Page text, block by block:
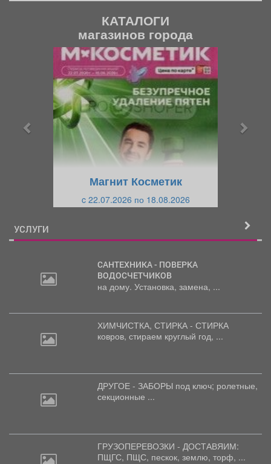
КАТАЛОГИ
магазинов города
Магнит Косметик
c 22.07.2026 по 18.08.2026
УСЛУГИ
САНТЕХНИКА - ПОВЕРКА
ВОДОСЧЕТЧИКОВ
на дому. Установка, замена, ...
ХИМЧИСТКА, СТИРКА - СТИРКА
ковров, стираем круглый год, ...
ДРУГОЕ - ЗАБОРЫ под ключ; ролетные,
секционные ...
ГРУЗОПЕРЕВОЗКИ - ДОСТАВЯИМ:
ПЩГС, ПЩС, пескок, землю, торф, ...